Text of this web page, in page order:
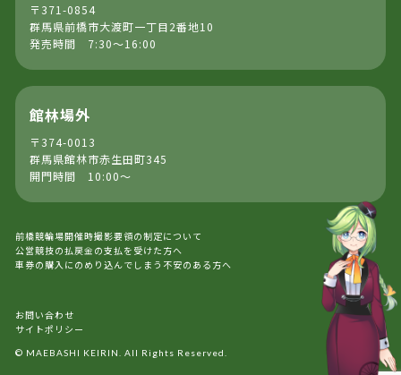
〒371-0854
群馬県前橋市大渡町一丁目2番地10
発売時間 7:30～16:00
館林場外
〒374-0013
群馬県館林市赤生田町345
開門時間 10:00～
前橋競輪場開催時撮影要領の制定について
公営競技の払戻金の支払を受けた方へ
車券の購入にのめり込んでしまう不安のある方へ
お問い合わせ
サイトポリシー
© MAEBASHI KEIRIN. All Rights Reserved.